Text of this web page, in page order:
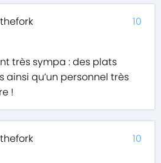
thefork
très sympa : des plats
ainsi qu’un personnel très
!
10
thefork 10